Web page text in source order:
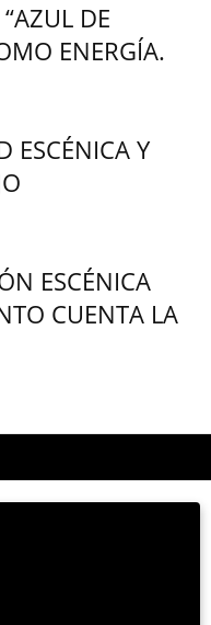
DE
ENERGÍA.
ESCÉNICA Y
ESCÉNICA
CUENTA LA